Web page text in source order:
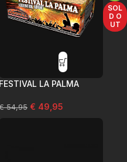
SOL
D O
UT
FESTIVAL LA PALMA
54,95 € 49,95